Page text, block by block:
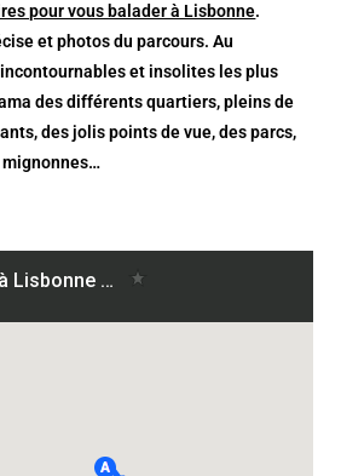
pour vous balader à Lisbonne.
et photos du parcours. Au
et insolites les plus
des différents quartiers, pleins de
des jolis points de vue, des parcs,
mignonnes…